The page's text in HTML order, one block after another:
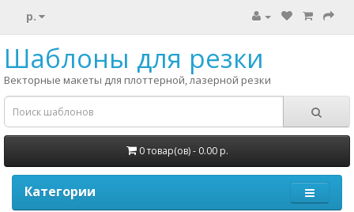
р.
Шаблоны для резки
Векторные макеты для плоттерной, лазерной резки
0 товар(ов) - 0.00 р.
Категории